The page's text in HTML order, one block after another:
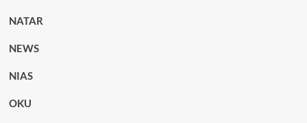
NATAR
NEWS
NIAS
OKU